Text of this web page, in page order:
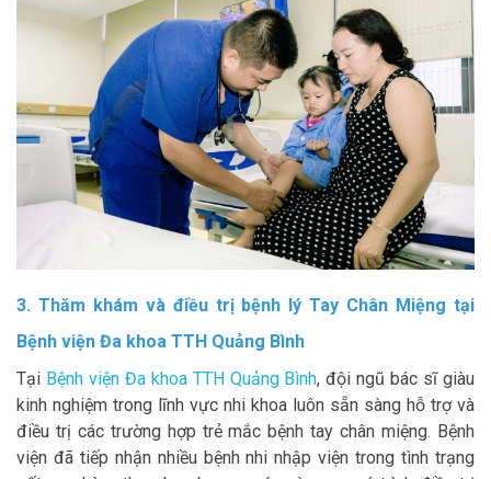
3. Thăm khám và điều trị bệnh lý Tay Chân Miệng tại
Bệnh viện Đa khoa TTH Quảng Bình
Tại Bệnh viện Đa khoa TTH Quảng Bình, đội ngũ bác sĩ giàu
kinh nghiệm trong lĩnh vực nhi khoa luôn sẵn sàng hỗ trợ và
điều trị các trường hợp trẻ mắc bệnh tay chân miệng. Bệnh
viện đã tiếp nhận nhiều bệnh nhi nhập viện trong tình trạng